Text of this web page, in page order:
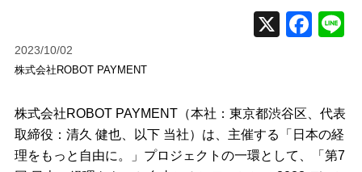
2023/10/02
株式会社ROBOT PAYMENT
株式会社ROBOT PAYMENT（本社：東京都渋谷区、代表
取締役：清久 健也、以下 当社）は、主催する「日本の経
理をもっと自由に。」プロジェクトの一環として、「第7